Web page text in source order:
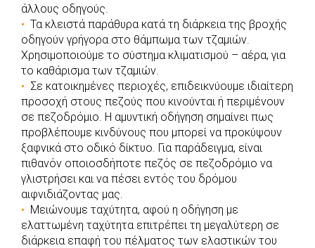
άλλους οδηγούς.
Τα κλειστά παράθυρα κατά τη διάρκεια της βροχής
οδηγούν γρήγορα στο θάμπωμα των τζαμιών.
Χρησιμοποιούμε το σύστημα κλιματισμού – αέρα, για
το καθάρισμα των τζαμιών.
Σε κατοικημένες περιοχές, επιδεικνύουμε ιδιαίτερη
προσοχή στους πεζούς που κινούνται ή περιμένουν
σε πεζοδρόμιο. Η αμυντική οδήγηση σημαίνει πως
προβλέπουμε κινδύνους που μπορεί να προκύψουν
ξαφνικά στο οδικό δίκτυο. Για παράδειγμα, είναι
πιθανόν οποιοσδήποτε πεζός σε πεζοδρόμιο να
γλιστρήσει και να πέσει εντός του δρόμου
αιφνιδιάζοντας μας.
Μειώνουμε ταχύτητα, αφού η οδήγηση με
ελαττωμένη ταχύτητα επιτρέπει τη μεγαλύτερη σε
διάρκεια επαφή του πέλματος των ελαστικών του